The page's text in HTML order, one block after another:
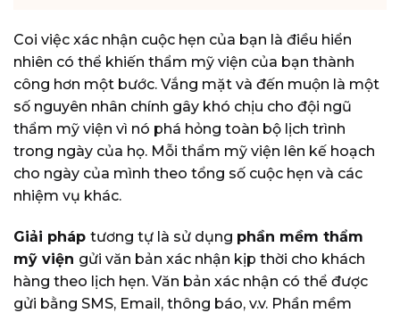
Coi việc xác nhận cuộc hẹn của bạn là điều hiển
nhiên có thể khiến thẩm mỹ viện của bạn thành
công hơn một bước. Vắng mặt và đến muộn là một
số nguyên nhân chính gây khó chịu cho đội ngũ
thẩm mỹ viện vì nó phá hỏng toàn bộ lịch trình
trong ngày của họ. Mỗi thẩm mỹ viện lên kế hoạch
cho ngày của mình theo tổng số cuộc hẹn và các
nhiệm vụ khác.
Giải pháp tương tự là sử dụng phần mềm thẩm
mỹ viện gửi văn bản xác nhận kịp thời cho khách
hàng theo lịch hẹn. Văn bản xác nhận có thể được
gửi bằng SMS, Email, thông báo, v.v. Phần mềm